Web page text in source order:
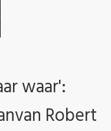
waar':
Robert